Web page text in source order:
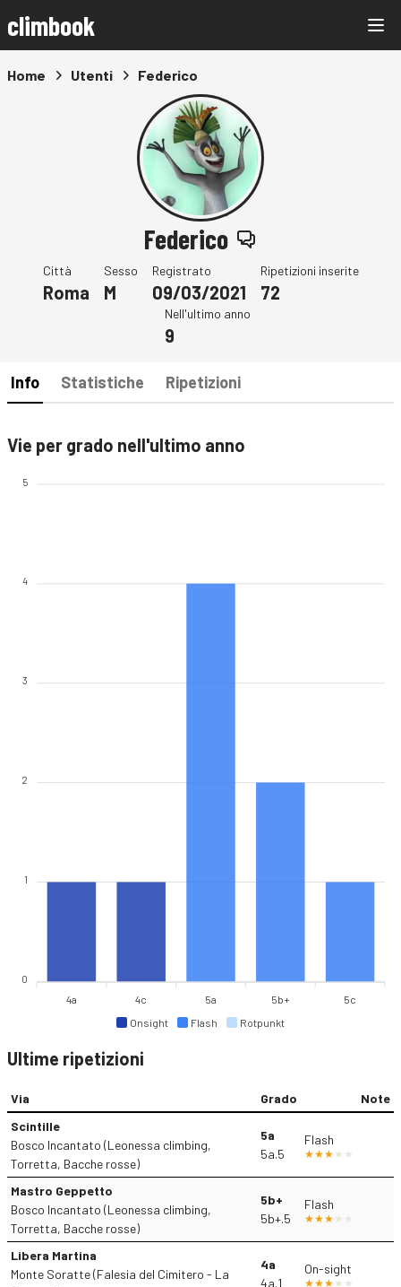
climbook
Home Utenti Federico
Federico
Città
Roma
Sesso
M
Registrato
09/03/2021
Ripetizioni inserite
72
Nell'ultimo anno
9
Info Statistiche Ripetizioni
Vie per grado nell'ultimo anno
Onsight Flash Rotpunkt
5
4
3
2
1
0
4a 4c 5a 5b+ 5c
Ultime ripetizioni
Via Grado
Note
Scintille
Bosco Incantato (Leonessa climbing,
Torretta, Bacche rosse)
5a
5a.5
Flash
Mastro Geppetto
Bosco Incantato (Leonessa climbing,
Torretta, Bacche rosse)
5b+
5b+.5
Flash
Libera Martina
Monte Soratte (Falesia del Cimitero - La
4a
4a.1
On-sight